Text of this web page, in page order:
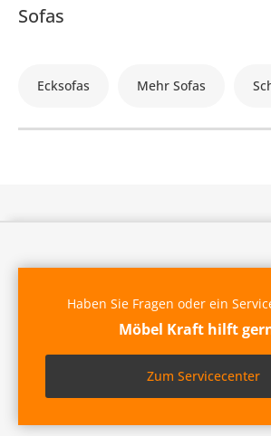
Sofas
Ecksofas Mehr Sofas
Haben Sie Fragen oder ein
Möbel Kraft hilft
Zum Servicecenter